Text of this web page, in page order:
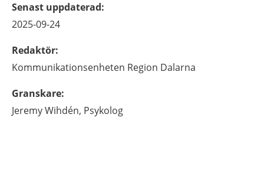
Senast uppdaterad:
2025-09-24
Redaktör:
Kommunikationsenheten Region Dalarna
Granskare:
JeremyWihdén, Psykolog